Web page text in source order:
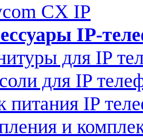
CX IP
IP-
для IP
для IP
питания IP
и